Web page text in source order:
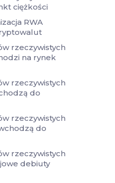
ciężkości
RWA
rzeczywistych
na rynek
rzeczywistych
do
rzeczywistych
do
rzeczywistych
debiuty